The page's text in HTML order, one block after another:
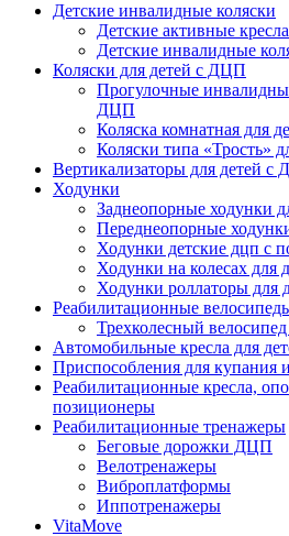
Детские инвалидные коляски
Детские активные
Детские инвалидные
Коляски для детей с ДЦП
Прогулочные
ДЦП
Коляска комнатная для
Коляски типа «Трость»
Вертикализаторы для детей с
Ходунки
Заднеопорные ходунки
Переднеопорные
Ходунки детские дцп с
Ходунки на колесах для
Ходунки роллаторы для
Реабилитационные
Трехколесный
Автомобильные кресла для
Приспособления для купания
Реабилитационные кресла,
позиционеры
Реабилитационные тренажеры
Беговые дорожки ДЦП
Велотренажеры
Виброплатформы
Иппотренажеры
VitaMove